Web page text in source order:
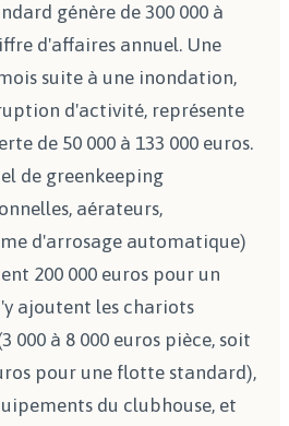
génère de 300 000 à
d'affaires annuel. Une
suite à une inondation,
d'activité, représente
de 50 000 à 133 000 euros.
de greenkeeping
aérateurs,
d'arrosage automatique)
200 000 euros pour un
ajoutent les chariots
000 à 8 000 euros pièce, soit
pour une flotte standard),
du clubhouse, et